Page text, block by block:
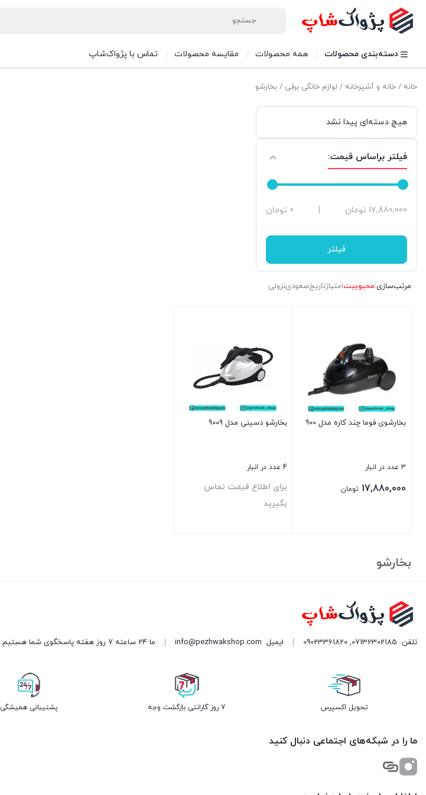
دسته‌بندی محصولات همه محصولات مقایسه محصولات تماس با پژواک‌شاپ
خانه / خانه و آشپزخانه / لوازم خانگی برقی / بخارشو
هیچ دسته‌ای پیدا نشد
فیلتر براساس قیمت:
حداقل
حداکثر
0 تومان | 17,880,000 تومان
فیلتر
مرتب‌سازی:محبوبیتامتیازتاریخصعودینزولی
بخارشوی فوما چند کاره مدل 900
3 عدد در انبار
17,880,000 تومان
بخارشو دسینی مدل 9009
4 عدد در انبار
برای اطلاع قیمت تماس
بگیرید
بخارشو
تلفن 07132302185
,
09023361820 ایمیل info@pezhwakshop.com ما 24 ساعته 7 روز هفته پاسخگوی شما هستیم.
تحویل اکسپرس 7 روز گارانتی بازگشت وجه پشتیبانی همیشگی
ما را در شبکه‌های اجتماعی دنبال کنید